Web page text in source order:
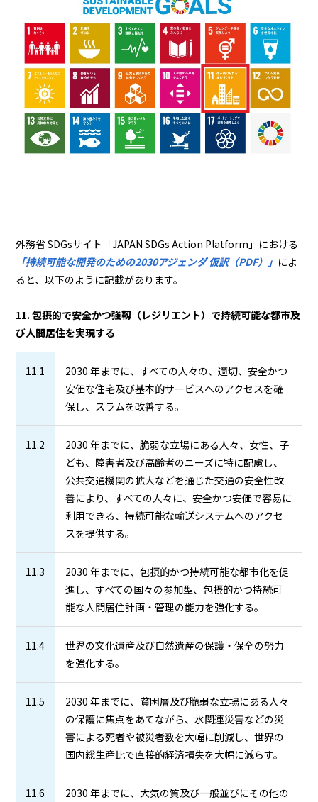
外務省 SDGsサイト「JAPAN SDGs Action Platform」における
「持続可能な開発のための2030アジェンダ 仮訳（PDF）」 によ
ると、以下のように記載があります。
11. 包摂的で安全かつ強靱（レジリエント）で持続可能な都市及
び人間居住を実現する
11.1
2030 年までに、すべての人々の、適切、安全かつ
安価な住宅及び基本的サービスへのアクセスを確
保し、スラムを改善する。
11.2
2030 年までに、脆弱な立場にある人々、女性、子
ども、障害者及び高齢者のニーズに特に配慮し、
公共交通機関の拡大などを通じた交通の安全性改
善により、すべての人々に、安全かつ安価で容易に
利用できる、持続可能な輸送システムへのアクセ
スを提供する。
11.3
2030 年までに、包摂的かつ持続可能な都市化を促
進し、すべての国々の参加型、包摂的かつ持続可
能な人間居住計画・管理の能力を強化する。
11.4
世界の文化遺産及び自然遺産の保護・保全の努力
を強化する。
11.5
2030 年までに、貧困層及び脆弱な立場にある人々
の保護に焦点をあてながら、水関連災害などの災
害による死者や被災者数を大幅に削減し、世界の
国内総生産比で直接的経済損失を大幅に減らす。
11.6
2030 年までに、大気の質及び一般並びにその他の